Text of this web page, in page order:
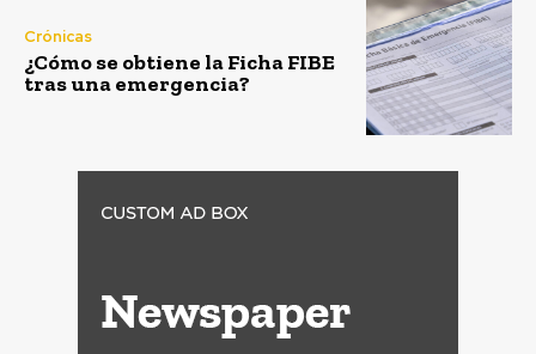
Crónicas
¿Cómo se obtiene la Ficha FIBE
tras una emergencia?